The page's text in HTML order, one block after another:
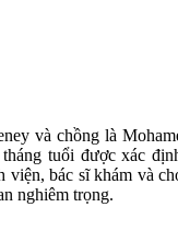
và chồng là
tuổi được xác
bác sĩ khám và
nghiêm trọng.